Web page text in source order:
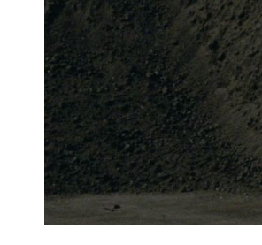
Видео на
вечер:
Киновселенная